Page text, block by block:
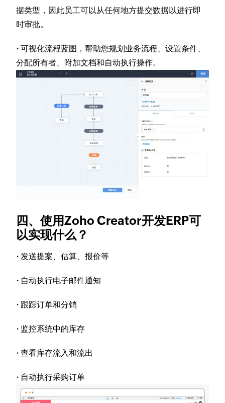
据类型，因此员工可以从任何地方提交数据以进行即
时审批。
·可视化流程蓝图，帮助您规划业务流程、设置条件、
分配所有者、附加文档和自动执行操作。
四、使用Zoho Creator开发ERP可
以实现什么？
·发送提案、估算、报价等
· 自动执行电子邮件通知
· 跟踪订单和分销
· 监控系统中的库存
·查看库存流入和流出
· 自动执行采购订单